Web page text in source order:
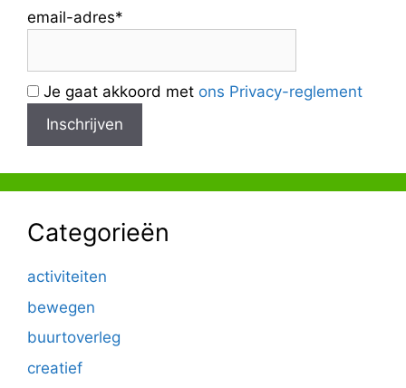
email-adres*
Je gaat akkoord met ons Privacy-reglement
Categorieën
activiteiten
bewegen
buurtoverleg
creatief